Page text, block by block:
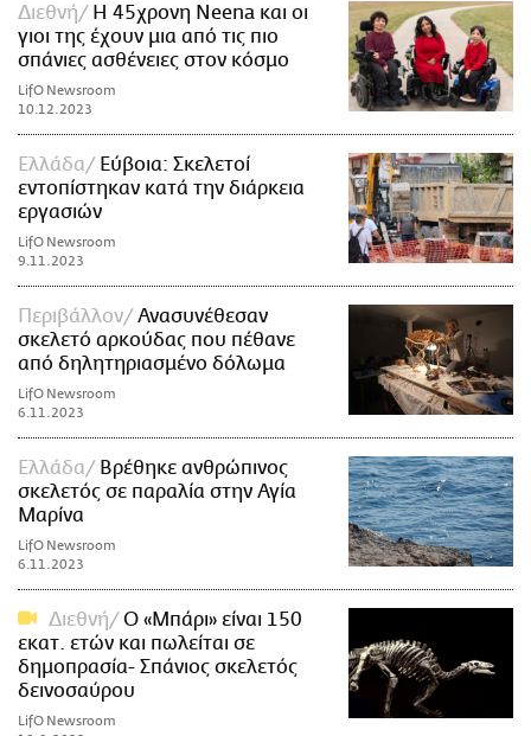
Διεθνή
H 45χρονη Neena και οι
γιοι της έχουν μια από τις πιο
σπάνιες ασθένειες στον κόσμο
LifO Newsroom
10.12.2023
Ελλάδα
Εύβοια: Σκελετοί
εντοπίστηκαν κατά την διάρκεια
εργασιών
LifO Newsroom
9.11.2023
Περιβάλλον
Ανασυνέθεσαν
σκελετό αρκούδας που πέθανε
από δηλητηριασμένο δόλωμα
LifO Newsroom
6.11.2023
Ελλάδα
Βρέθηκε ανθρώπινος
σκελετός σε παραλία στην Αγία
Μαρίνα
LifO Newsroom
6.11.2023
Διεθνή
Ο «Μπάρι» είναι 150
εκατ. ετών και πωλείται σε
δημοπρασία- Σπάνιος σκελετός
δεινοσαύρου
LifO Newsroom